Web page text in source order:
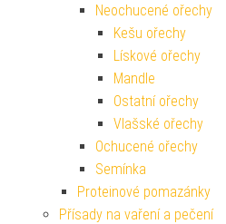
Neochucené ořechy
Kešu ořechy
Lískové ořechy
Mandle
Ostatní ořechy
Vlašské ořechy
Ochucené ořechy
Semínka
Proteinové pomazánky
Přísady na vaření a pečení